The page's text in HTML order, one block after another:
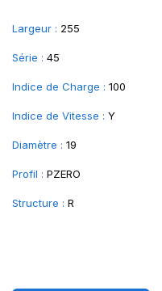
Largeur : 255
Série : 45
Indice de Charge : 100
Indice de Vitesse : Y
Diamètre : 19
Profil : PZERO
Structure : R